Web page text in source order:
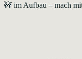
🚧 im Aufbau – mach